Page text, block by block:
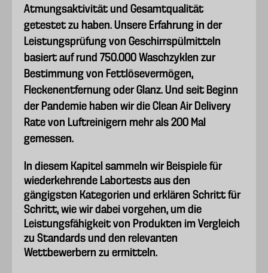
Atmungsaktivität und Gesamtqualität
getestet zu haben. Unsere Erfahrung in der
Leistungsprüfung von Geschirrspülmitteln
basiert auf rund 750.000 Waschzyklen zur
Bestimmung von Fettlösevermögen,
Fleckenentfernung oder Glanz. Und seit Beginn
der Pandemie haben wir die Clean Air Delivery
Rate von Luftreinigern mehr als 200 Mal
gemessen.
In diesem Kapitel sammeln wir Beispiele für
wiederkehrende Labortests aus den
gängigsten Kategorien und erklären Schritt für
Schritt, wie wir dabei vorgehen, um die
Leistungsfähigkeit von Produkten im Vergleich
zu Standards und den relevanten
Wettbewerbern zu ermitteln.